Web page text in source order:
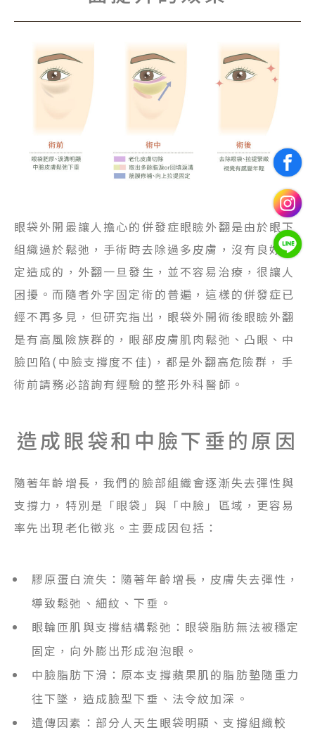
眼袋外開最讓人擔心的併發症眼瞼外翻是由於眼下
組織過於鬆弛，手術時去除過多皮膚，沒有良好固
定造成的，外翻一旦發生，並不容易治療，很讓人
困擾。而隨者外字固定術的普遍，這樣的併發症已
經不再多見，但研究指出，眼袋外開術後眼瞼外翻
是有高風險族群的，眼部皮膚肌肉鬆弛、凸眼、中
臉凹陷(中臉支撐度不佳)，都是外翻高危險群，手
術前請務必諮詢有經驗的整形外科醫師。
造成眼袋和中臉下垂的原因
隨著年齡增長，我們的臉部組織會逐漸失去彈性與
支撐力，特別是「眼袋」與「中臉」區域，更容易
率先出現老化徵兆。主要成因包括：
膠原蛋白流失：隨著年齡增長，皮膚失去彈性，
導致鬆弛、細紋、下垂。
眼輪匝肌與支撐結構鬆弛：眼袋脂肪無法被穩定
固定，向外膨出形成泡泡眼。
中臉脂肪下滑：原本支撐蘋果肌的脂肪墊隨重力
往下墜，造成臉型下垂、法令紋加深。
遺傳因素：部分人天生眼袋明顯、支撐組織較